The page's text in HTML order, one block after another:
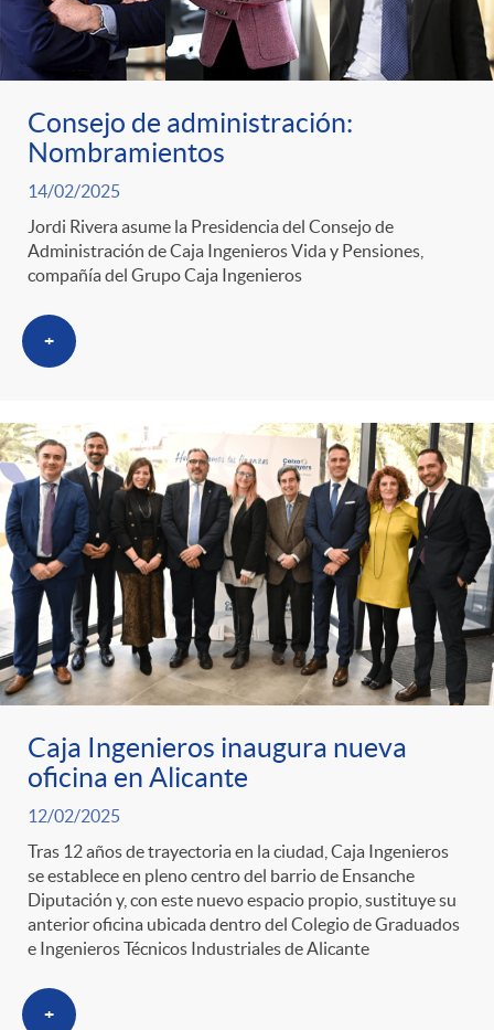
Consejo de administración:
Nombramientos
14/02/2025
Jordi Rivera asume la Presidencia del Consejo de
Administración de Caja Ingenieros Vida y Pensiones,
compañía del Grupo Caja Ingenieros
+
Caja Ingenieros inaugura nueva
oficina en Alicante
12/02/2025
Tras 12 años de trayectoria en la ciudad, Caja Ingenieros
se establece en pleno centro del barrio de Ensanche
Diputación y, con este nuevo espacio propio, sustituye su
anterior oficina ubicada dentro del Colegio de Graduados
e Ingenieros Técnicos Industriales de Alicante
+